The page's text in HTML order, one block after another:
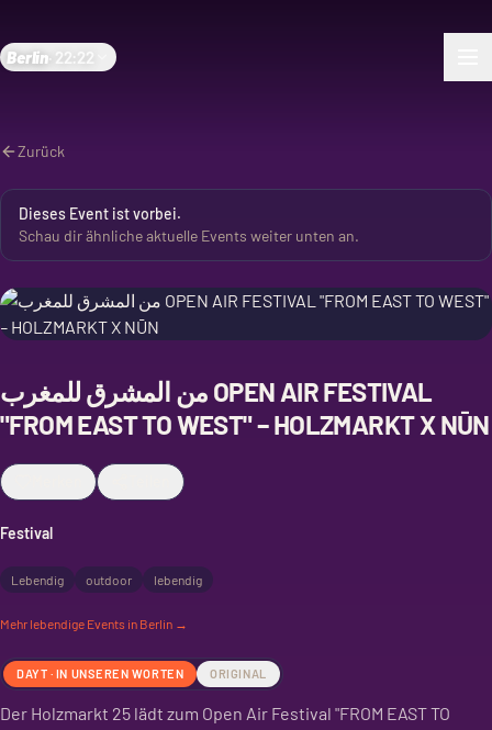
Berlin 22:22
Zurück
Dieses Event ist vorbei.
Schau dir ähnliche aktuelle Events weiter unten an.
من المشرق للمغرب OPEN AIR FESTIVAL
"FROM EAST TO WEST" – HOLZMARKT X NŪN
Festival
Lebendig outdoor lebendig
Mehr lebendige Events in Berlin →
DAYT · IN UNSEREN WORTEN ORIGINAL
Der Holzmarkt 25 lädt zum Open Air Festival "FROM EAST TO